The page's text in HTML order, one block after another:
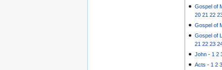
Gospel of
20 21 22
Gospel of
Gospel of
21 22 23
John - 1 2
Acts -1 2